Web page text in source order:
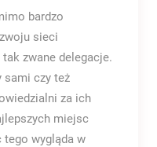
bardzo
sieci
zwane delegacje.
sami czy też
za ich
miejsc
wygląda w